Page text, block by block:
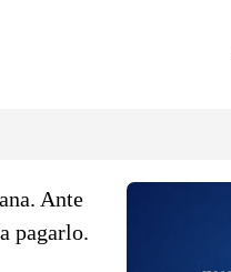
Ante
pagarlo.